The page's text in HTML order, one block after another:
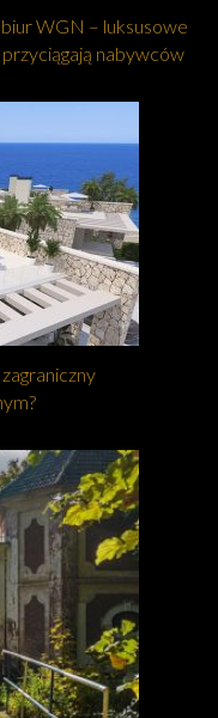
WGN – luksusowe
nabywców